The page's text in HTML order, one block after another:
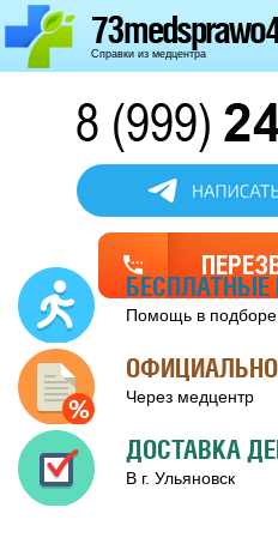
Справки из медцентра
БЕСПЛАТНЫЕ
Помощь в подборе
Через медцентр
ДОСТАВКА
В г. Ульяновск